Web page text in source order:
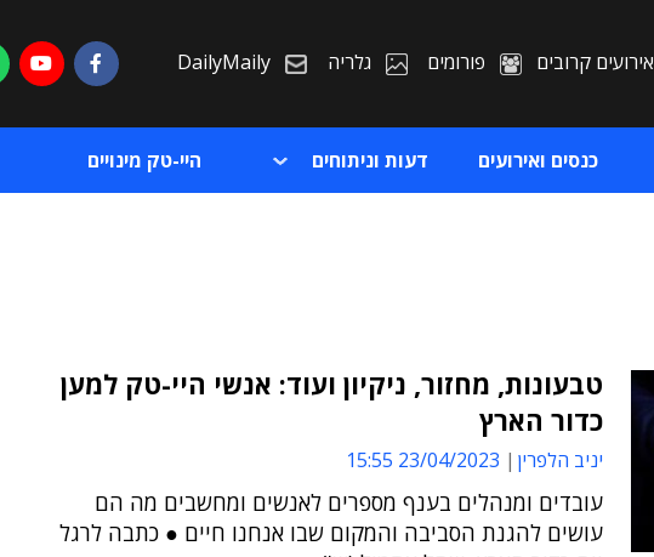
אירועים קרובים פורומים גלריה DailyMaily
כנסים ואירועים דעות וניתוחים היי-טק מינויים
טבעונות, מחזור, ניקיון ועוד: אנשי היי-טק למען
כדור הארץ
יניב הלפרין 23/04/2023 15:55
עובדים ומנהלים בענף מספרים לאנשים ומחשבים מה הם
עושים להגנת הסביבה והמקום שבו אנחנו חיים ● כתבה לרגל